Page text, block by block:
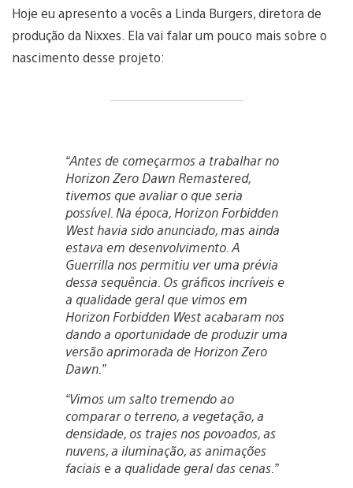
Hoje eu apresento a vocês a Linda Burgers, diretora de
produção da Nixxes. Ela vai falar um pouco mais sobre o
nascimento desse projeto:
“Antes de começarmos a trabalhar no
Horizon Zero Dawn Remastered,
tivemos que avaliar o que seria
possível. Na época, Horizon Forbidden
West havia sido anunciado, mas ainda
estava em desenvolvimento. A
Guerrilla nos permitiu ver uma prévia
dessa sequência. Os gráficos incríveis e
a qualidade geral que vimos em
Horizon Forbidden West acabaram nos
dando a oportunidade de produzir uma
versão aprimorada de Horizon Zero
Dawn.”
“Vimos um salto tremendo ao
comparar o terreno, a vegetação, a
densidade, os trajes nos povoados, as
nuvens, a iluminação, as animações
faciais e a qualidade geral das cenas.”